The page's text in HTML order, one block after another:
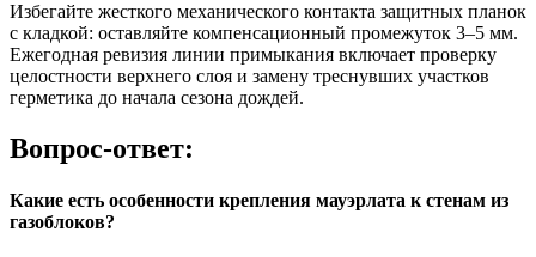
Избегайте жесткого механического контакта защитных планок
с кладкой: оставляйте компенсационный промежуток 3–5 мм.
Ежегодная ревизия линии примыкания включает проверку
целостности верхнего слоя и замену треснувших участков
герметика до начала сезона дождей.
Вопрос-ответ:
Какие есть особенности крепления мауэрлата к стенам из
газоблоков?